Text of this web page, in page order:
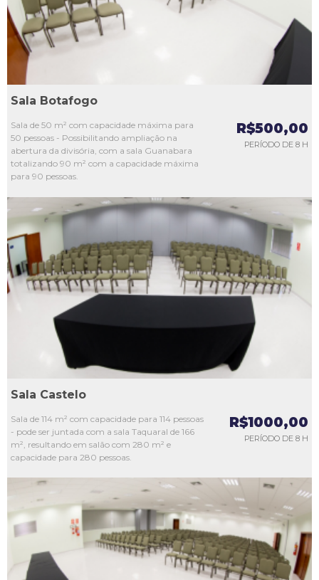
Sala Botafogo
Sala de 50 m² com capacidade máxima para
50 pessoas - Possibilitando ampliação na
abertura da divisória, com a sala Guanabara
totalizando 90 m² com a capacidade máxima
para 90 pessoas.
R$500,00
PERÍODO DE 8 H
L2
L3
L4
Sala Castelo
Sala de 114 m² com capacidade para 114 pessoas
- pode ser juntada com a sala Taquaral de 166
m², resultando em salão com 280 m² e
capacidade para 280 pessoas.
R$1000,00
PERÍODO DE 8 H
L3
L4